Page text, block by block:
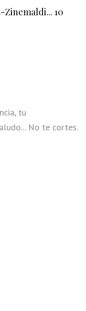
10
tu
No te cortes.